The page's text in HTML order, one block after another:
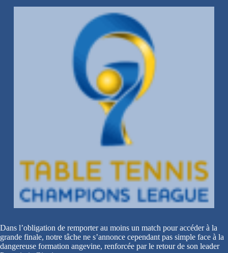
Dans l’obligation de remporter au moins un match pour accéder à la
grande finale, notre tâche ne s’annonce cependant pas simple face à la
dangereuse formation angevine, renforcée par le retour de son leader